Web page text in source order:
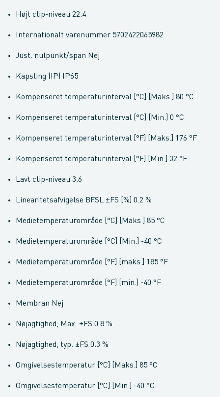
Højt clip-niveau 22.4
Internationalt varenummer 5702422065982
Just. nulpunkt/span Nej
Kapsling (IP) IP65
Kompenseret temperaturinterval [°C] [Maks.] 80 °C
Kompenseret temperaturinterval [°C] [Min.] 0 °C
Kompenseret temperaturinterval [°F] [Maks.] 176 °F
Kompenseret temperaturinterval [°F] [Min.] 32 °F
Lavt clip-niveau 3.6
Linearitetsafvigelse BFSL ±FS [%] 0.2 %
Medietemperaturområde [°C] [Maks.] 85 °C
Medietemperaturområde [°C] [Min.] -40 °C
Medietemperaturområde [°F] [maks.] 185 °F
Medietemperaturområde [°F] [min.] -40 °F
Membran Nej
Nøjagtighed, Max. ±FS 0.8 %
Nøjagtighed, typ. ±FS 0.3 %
Omgivelsestemperatur [°C] [Maks.] 85 °C
Omgivelsestemperatur [°C] [Min.] -40 °C